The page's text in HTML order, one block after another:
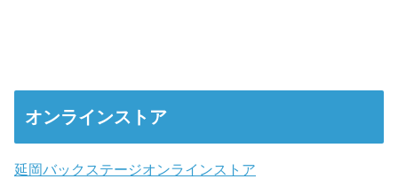
オンラインストア
延岡バックステージオンラインストア